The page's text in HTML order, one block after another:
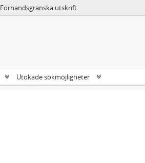
Förhandsgranska utskrift
Utökade sökmöjligheter